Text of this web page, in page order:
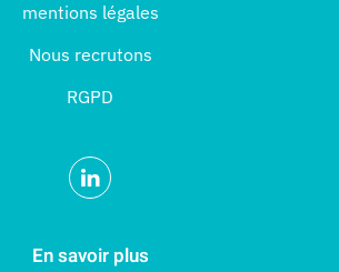
mentions légales
Nous recrutons
RGPD
En savoir plus